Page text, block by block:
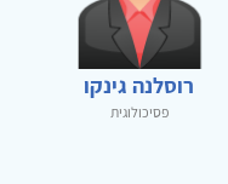
רוסלנה גינקו
פסיכולוגית